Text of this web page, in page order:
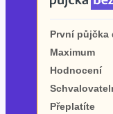
ne
Po insolvenci
ano
První půjčka
Maximum
Hodnocení
Přeplatíte